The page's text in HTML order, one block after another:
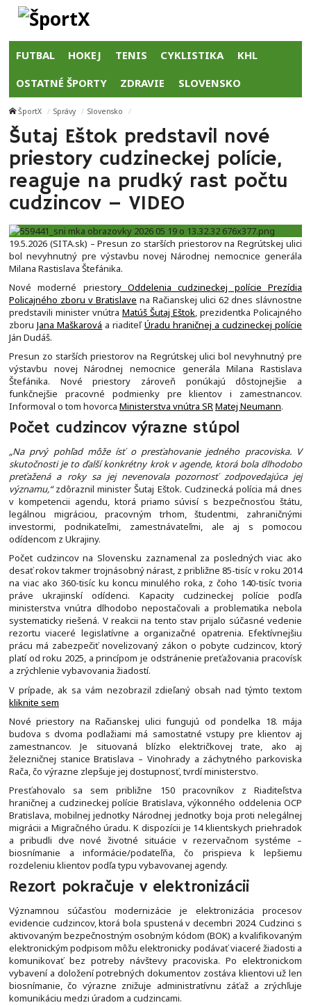
FUTBAL HOKEJ TENIS CYKLISTIKA KHL
OSTATNÉ ŠPORTY ZDRAVIE SLOVENSKO
ŠportX Správy Slovensko
Šutaj Eštok predstavil nové
priestory cudzineckej polície,
reaguje na prudký rast počtu
cudzincov – VIDEO
19.5.2026 (SITA.sk) – Presun zo starších priestorov na Regrútskej ulici
bol nevyhnutný pre výstavbu novej Národnej nemocnice generála
Milana Rastislava Štefánika.
Nové moderné priestory Oddelenia cudzineckej polície Prezídia
Policajného zboru v Bratislave na Račianskej ulici 62 dnes slávnostne
predstavili minister vnútra Matúš Šutaj Eštok, prezidentka Policajného
zboruJana Maškarová a riaditeľÚradu hraničnej a cudzineckej polície
Ján Dudáš.
Presun zo starších priestorov na Regrútskej ulici bol nevyhnutný pre
výstavbu novej Národnej nemocnice generála Milana Rastislava
Štefánika. Nové priestory zároveň ponúkajú dôstojnejšie a
funkčnejšie pracovné podmienky pre klientov i zamestnancov.
Informoval o tom hovorca Ministerstva vnútra SRMatej Neumann.
Počet cudzincov výrazne stúpol
„Na prvý pohľad môže ísť o presťahovanie jedného pracoviska. V
skutočnosti je to ďalší konkrétny krok v agende, ktorá bola dlhodobo
preťažená a roky sa jej nevenovala pozornosť zodpovedajúca jej
významu,“zdôraznil minister Šutaj Eštok. Cudzinecká polícia má dnes
v kompetencii agendu, ktorá priamo súvisí s bezpečnosťou štátu,
legálnou migráciou, pracovným trhom, študentmi, zahraničnými
investormi, podnikateľmi, zamestnávateľmi, ale aj s pomocou
odídencom z Ukrajiny.
Počet cudzincov na Slovensku zaznamenal za posledných viac ako
desať rokov takmer trojnásobný nárast, z približne 85-tisíc v roku 2014
na viac ako 360-tisíc ku koncu minulého roka, z čoho 140-tisíc tvoria
práve ukrajinskí odídenci. Kapacity cudzineckej polície podľa
ministerstva vnútra dlhodobo nepostačovali a problematika nebola
systematicky riešená. V reakcii na tento stav prijalo súčasné vedenie
rezortu viaceré legislatívne a organizačné opatrenia. Efektívnejšiu
prácu má zabezpečiť novelizovaný zákon o pobyte cudzincov, ktorý
platí od roku 2025, a princípom je odstránenie preťažovania pracovísk
a zrýchlenie vybavovania žiadostí.
V prípade, ak sa vám nezobrazil zdieľaný obsah nad týmto textom
kliknite sem
Nové priestory na Račianskej ulici fungujú od pondelka 18. mája
budova s dvoma podlažiami má samostatné vstupy pre klientov aj
zamestnancov. Je situovaná blízko električkovej trate, ako aj
železničnej stanice Bratislava – Vinohrady a záchytného parkoviska
Rača, čo výrazne zlepšuje jej dostupnosť, tvrdí ministerstvo.
Presťahovalo sa sem približne 150 pracovníkov z Riaditeľstva
hraničnej a cudzineckej polície Bratislava, výkonného oddelenia OCP
Bratislava, mobilnej jednotky Národnej jednotky boja proti nelegálnej
migrácii a Migračného úradu. K dispozícii je 14 klientskych priehradok
a pribudli dve nové životné situácie v rezervačnom systéme –
biosnímanie a informácie/podateľňa, čo prispieva k lepšiemu
rozdeleniu klientov podľa typu vybavovanej agendy.
Rezort pokračuje v elektronizácii
Významnou súčasťou modernizácie je elektronizácia procesov
evidencie cudzincov, ktorá bola spustená v decembri 2024. Cudzinci s
aktivovaným bezpečnostným osobným kódom (BOK) a kvalifikovaným
elektronickým podpisom môžu elektronicky podávať viaceré žiadosti a
komunikovať bez potreby návštevy pracoviska. Po elektronickom
vybavení a doložení potrebných dokumentov zostáva klientovi už len
biosnímanie, čo výrazne znižuje administratívnu záťaž a zrýchľuje
komunikáciu medzi úradom a cudzincami.